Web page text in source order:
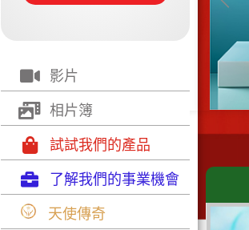
影片
相片簿
試試我們的產品
了解我們的事業機會
天使傳奇
◆ TOTAL SWISS 勇奪 亞洲知識管理
學院 3項殊榮